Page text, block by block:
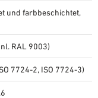
und farbbeschichtet,
RAL 9003)
7724-2, ISO 7724-3)